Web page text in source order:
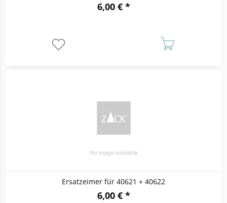
6,00 € *
Ersatzeimer für 40621 + 40622
6,00 € *